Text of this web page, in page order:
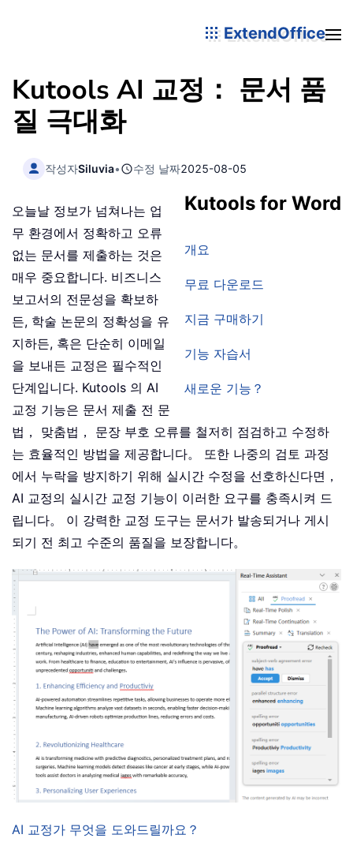
ExtendOffice
Kutools AI 교정： 문서 품
질 극대화
작성자Siluvia• 수정 날짜2025-08-05
Kutools for Word
개요
무료 다운로드
지금 구매하기
기능 자습서
새로운 기능？
오늘날 정보가 넘쳐나는 업
무 환경에서 정확하고 오류
없는 문서를 제출하는 것은
매우 중요합니다. 비즈니스
보고서의 전문성을 확보하
든, 학술 논문의 정확성을 유
지하든, 혹은 단순히 이메일
을 보내든 교정은 필수적인
단계입니다. Kutools 의 AI
교정 기능은 문서 제출 전 문
법， 맞춤법， 문장 부호 오류를 철저히 점검하고 수정하
는 효율적인 방법을 제공합니다。 또한 나중의 검토 과정
에서 누락을 방지하기 위해 실시간 수정을 선호하신다면，
AI 교정의 실시간 교정 기능이 이러한 요구를 충족시켜 드
립니다。 이 강력한 교정 도구는 문서가 발송되거나 게시
되기 전 최고 수준의 품질을 보장합니다。
AI 교정가 무엇을 도와드릴까요？